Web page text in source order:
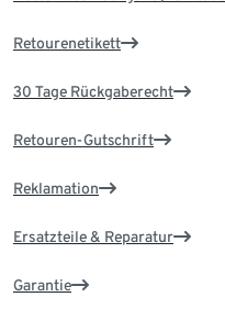
Retourenetikett
30 Tage Rückgaberecht
Retouren-Gutschrift
Reklamation
Ersatzteile & Reparatur
Garantie